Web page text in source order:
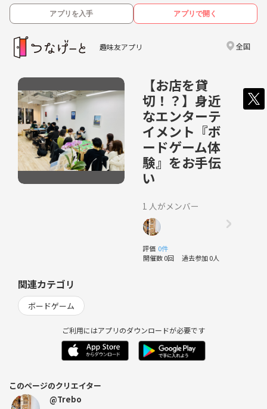
アプリを入手 アプリで開く
趣味友アプリ 全国
【お店を貸
切！？】身近
なエンターテ
イメント『ボ
ードゲーム体
験』をお手伝
い
1 人がメンバー
評価 0件
開催数 0回 過去参加 0人
関連カテゴリ
ボードゲーム
ご利用にはアプリのダウンロードが必要です
このページのクリエイター
@Trebo